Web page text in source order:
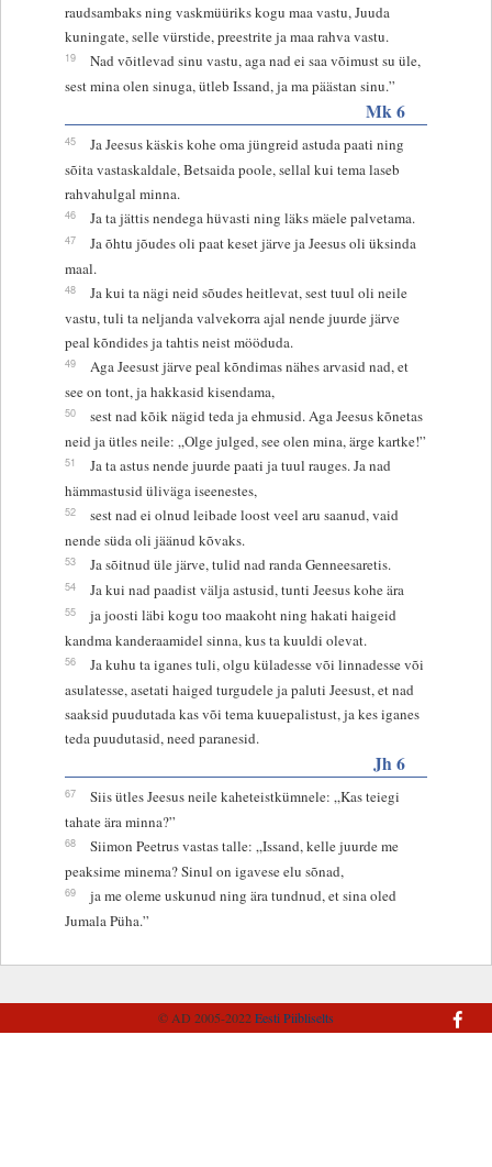
raudsambaks ning vaskmüüriks kogu maa vastu, Juuda
kuningate, selle vürstide, preestrite ja maa rahva vastu.
19
Nad võitlevad sinu vastu, aga nad ei saa võimust su üle,
sest mina olen sinuga, ütleb Issand, ja ma päästan sinu.”
Mk 6
45
Ja Jeesus käskis kohe oma jüngreid astuda paati ning
sõita vastaskaldale, Betsaida poole, sellal kui tema laseb
rahvahulgal minna.
46 Ja ta jättis nendega hüvasti ning läks mäele palvetama.
47
Ja õhtu jõudes oli paat keset järve ja Jeesus oli üksinda
maal.
48
Ja kui ta nägi neid sõudes heitlevat, sest tuul oli neile
vastu, tuli ta neljanda valvekorra ajal nende juurde järve
peal kõndides ja tahtis neist mööduda.
49
Aga Jeesust järve peal kõndimas nähes arvasid nad, et
see on tont, ja hakkasid kisendama,
50
sest nad kõik nägid teda ja ehmusid. Aga Jeesus kõnetas
neid ja ütles neile: „Olge julged, see olen mina, ärge kartke!”
51
Ja ta astus nende juurde paati ja tuul rauges. Ja nad
hämmastusid üliväga iseenestes,
52
sest nad ei olnud leibade loost veel aru saanud, vaid
nende süda oli jäänud kõvaks.
53 Ja sõitnud üle järve, tulid nad randa Genneesaretis.
54 Ja kui nad paadist välja astusid, tunti Jeesus kohe ära
55
ja joosti läbi kogu too maakoht ning hakati haigeid
kandma kanderaamidel sinna, kus ta kuuldi olevat.
56
Ja kuhu ta iganes tuli, olgu küladesse või linnadesse või
asulatesse, asetati haiged turgudele ja paluti Jeesust, et nad
saaksid puudutada kas või tema kuuepalistust, ja kes iganes
teda puudutasid, need paranesid.
Jh 6
67
Siis ütles Jeesus neile kaheteistkümnele: „Kas teiegi
tahate ära minna?”
68
Siimon Peetrus vastas talle: „Issand, kelle juurde me
peaksime minema? Sinul on igavese elu sõnad,
69
ja me oleme uskunud ning ära tundnud, et sina oled
Jumala Püha.”
© AD 2005-2022Eesti Piibliselts